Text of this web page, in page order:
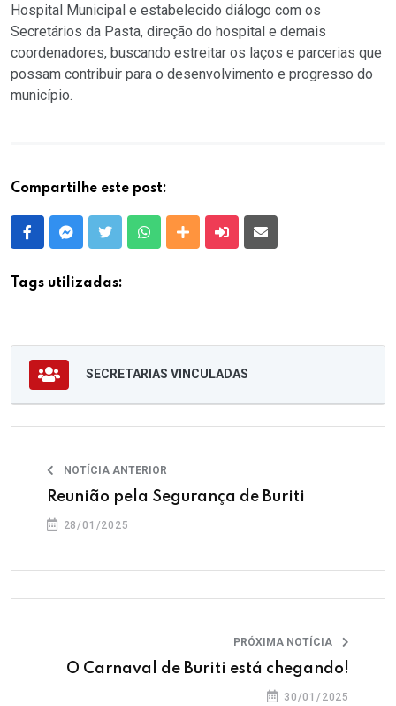
Hospital Municipal e estabelecido diálogo com os
Secretários da Pasta, direção do hospital e demais
coordenadores, buscando estreitar os laços e parcerias que
possam contribuir para o desenvolvimento e progresso do
município.
Compartilhe este post:
FacebookMessenger
Twitter WhatsappOutras MídiasEnviar para um amigo
Tags utilizadas:
SECRETARIAS VINCULADAS
NOTÍCIA ANTERIOR
Reunião pela Segurança de Buriti
28/01/2025
PRÓXIMA NOTÍCIA
O Carnaval de Buriti está chegando!
30/01/2025